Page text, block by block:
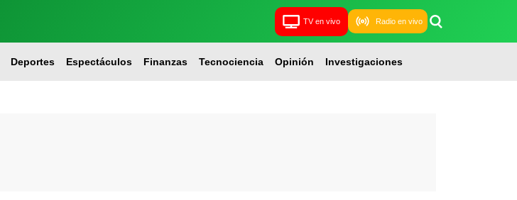
TV en vivo Radio en vivo
Deportes Espectáculos Finanzas Tecnociencia Opinión Investigaciones